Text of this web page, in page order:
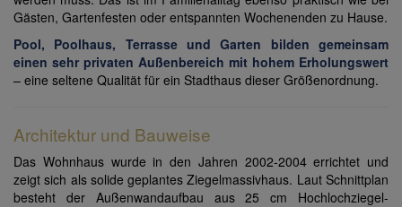
Gästen, Gartenfesten oder entspannten Wochenenden zu Hause.
Pool, Poolhaus, Terrasse und Garten bilden gemeinsam
einen sehr privaten Außenbereich mit hohem Erholungswert
– eine seltene Qualität für ein Stadthaus dieser Größenordnung.
Architektur und Bauweise
Das Wohnhaus wurde in den Jahren 2002-2004 errichtet und
zeigt sich als solide geplantes Ziegelmassivhaus. Laut Schnittplan
besteht der Außenwandaufbau aus 25 cm Hochlochziegel-